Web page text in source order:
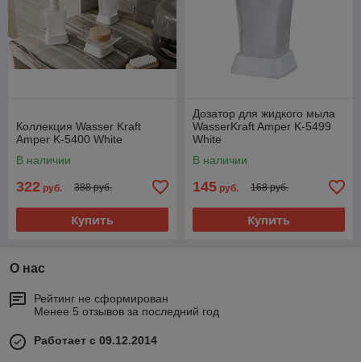
Коллекция Wasser Kraft
Amper K-5400 White
В наличии
322 руб. 388 руб.
Купить
Дозатор для жидкого мыла
WasserKraft Amper K-5499
White
В наличии
145 руб. 168 руб.
Купить
О нас
Рейтинг не сформирован
Менее 5 отзывов за последний год
Работает с 09.12.2014